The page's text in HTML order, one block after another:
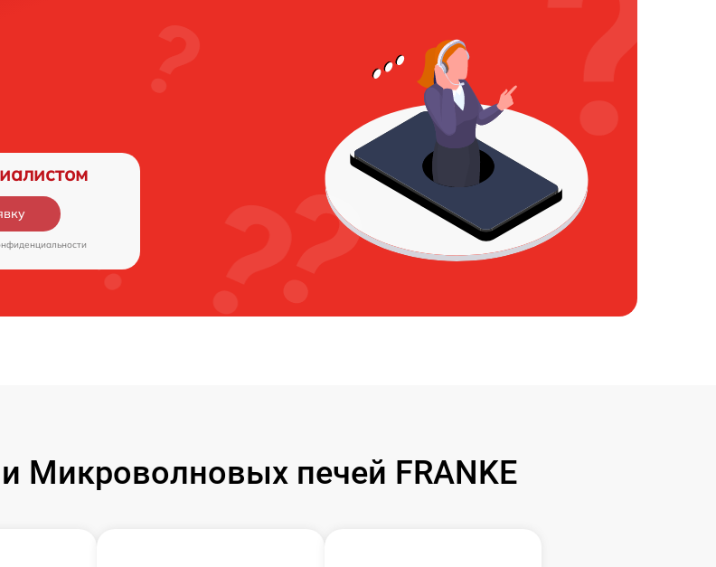
Микроволновых печей FRANKE